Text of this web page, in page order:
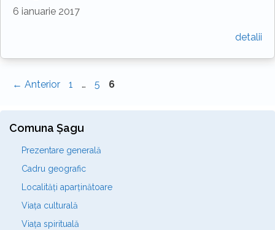
6 ianuarie 2017
detalii
← Anterior Pagina
1 … Pagina
5 Pagina
6
Comuna Șagu
Prezentare generală
Cadru geografic
Localități aparținătoare
Viața culturală
Viața spirituală